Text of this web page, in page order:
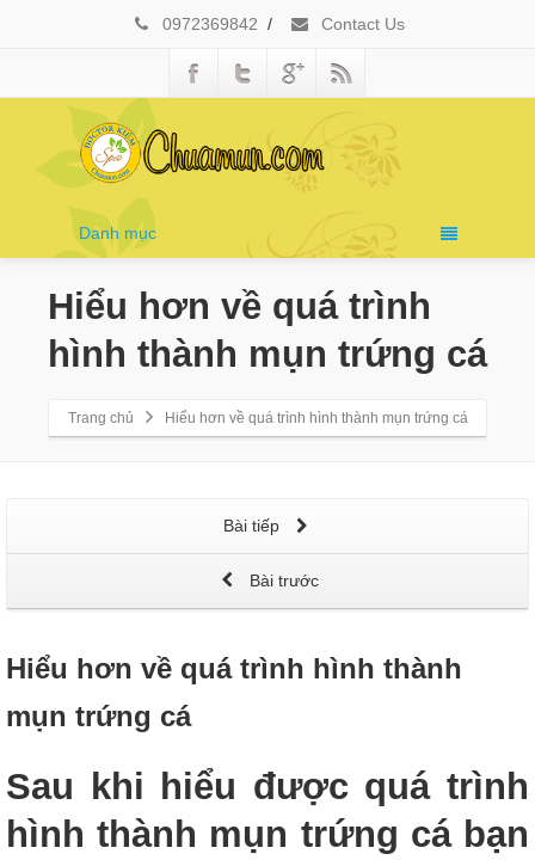
0972369842 / Contact Us
Danh mục
Hiểu hơn về quá trình
hình thành mụn trứng cá
Trang chủ Hiểu hơn về quá trình hình thành mụn trứng cá
Bài tiếp
Bài trước
Hiểu hơn về quá trình hình thành
mụn trứng cá
Sau khi hiểu được quá trình
hình thành mụn trứng cá bạn